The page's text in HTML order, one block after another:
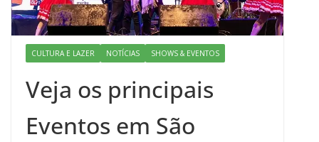
CULTURA E LAZER NOTÍCIAS SHOWS & EVENTOS
Veja os principais
Eventos em São